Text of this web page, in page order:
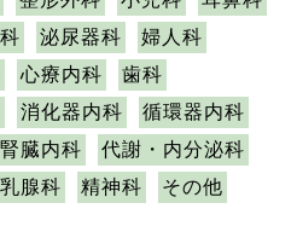
泌尿器科
婦人科
心療内科
歯科
消化器内科
循環器内科
腎臓内科
代謝・内分泌科
乳腺科 精神科 その他